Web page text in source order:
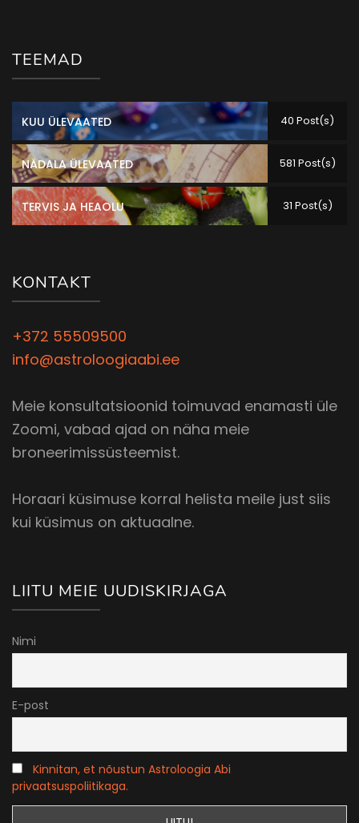
TEEMAD
KUU ÜLEVAATED 40 Post(s)
NÄDALA ÜLEVAATED 581 Post(s)
TERVIS JA HEAOLU 31 Post(s)
KONTAKT
+372 55509500
info@astroloogiaabi.ee
Meie konsultatsioonid toimuvad enamasti üle
Zoomi, vabad ajad on näha meie
broneerimissüsteemist.
Horaari küsimuse korral helista meile just siis
kui küsimus on aktuaalne.
LIITU MEIE UUDISKIRJAGA
Nimi
E-post
Kinnitan, et nõustun Astroloogia Abi
privaatsuspoliitikaga.